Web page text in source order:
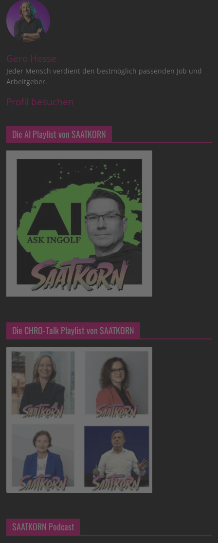
Gero Hesse
Jeder Mensch verdient den bestmöglich passenden Job und
Arbeitgeber.
Profil besuchen
Die AI Playlist von SAATKORN
Die CHRO-Talk Playlist von SAATKORN
SAATKORN Podcast